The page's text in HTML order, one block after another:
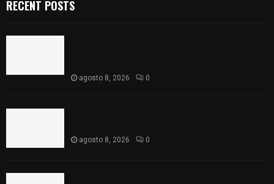
RECENT POSTS
agosto 8, 2026 0
agosto 8, 2026 0